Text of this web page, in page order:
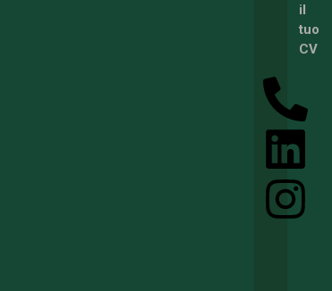
il
tuo
CV